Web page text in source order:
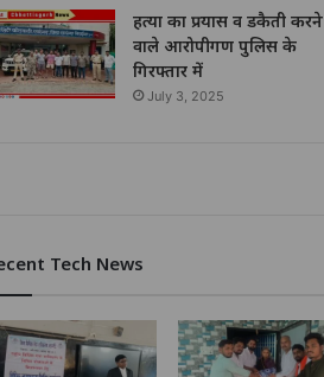
हत्या का प्रयास व डकैती करने
वाले आरोपीगण पुलिस के
गिरफ्तार में
July 3, 2025
Tech News